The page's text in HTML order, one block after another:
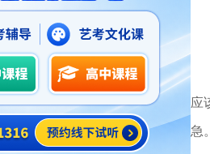
,杭州锐思教育怎么样
是哪一门科目的学习，我们都应
绩就是上不去，让人看着很着